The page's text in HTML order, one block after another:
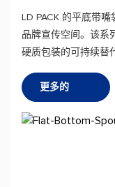
LD PACK 的平底带
品牌宣传空间。该系
硬质包装的可持续替
更多的